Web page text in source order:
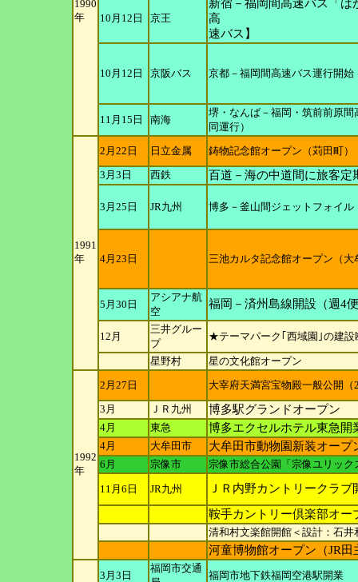
1990
年
10月12日 京王
新宿－福岡間高速バス「
高
速バス】
10月12日 京阪バス 京都－福岡間高速バス運行開
11月15日 南海
堺・なんば－福岡・筑前前原
同運行）
1991
年
2月22日 日立金属
鋳物記念館オープン（苅田町）
3月3日
西鉄 百道－海の中道間に旅客定
3月25日 JR九州 博多－釜山間ジェットフォイ
4月23日 三池カルタ記念館オープン（大
5月30日
アシアナ航
空
福岡－済州島線開設（週4
12月
三井グルー
プ
★テーマパーク｢西域園｣の建設
星野村 星の文化館オープン
1992
年
2月27日
大宰府天満宮宝物殿一般公開（
3月
ＪＲ九州 博多駅グランドオープン
4月 東急 博多エクセルホテル東急開
4月 大牟田市 大牟田市動物園新装オープ
6月 宗像市 宗像市総合公園「宗像ユリック
11月6日 JR九州
ＪＲ内野カントリークラ
鞍手カントリー倶楽部オー
清和村文楽館開館＜設計：石井
河童博物館オープン（JR田
3月3日
福岡市交通
福岡市地下鉄福岡空港駅開業